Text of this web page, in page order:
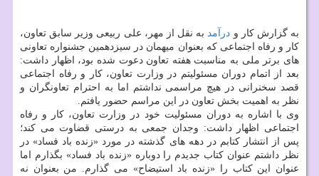
به گزارش كار و درآمدبه نقل از مهر، علی ربیعی وزیر سابق تعاون،
كار و رفاه اجتماعی كه بعنوان میهمان در سیزدهمین جشنواره تعاونی
های برتر ملی به مناسبت هفته تعاون دعوت شده بود، اظهار داشت:
بعد از اتمام دوران مسئولیتم در وزارت تعاون، كار و رفاه اجتماعی
قصد سخنرانی در هیچ مراسمی نداشتم اما به احترام تعاونگران و
نظر به اهمیت بخش تعاون در این مراسم حضور یافتم.
وی با اشاره به دوران مسئولیت خود در وزارت تعاون، كار و رفاه
اجتماعی اظهار داشت: وجدان جمعی به درستی قضاوت می كند؛
پس از انتشار كتابم در دهه های گذشته در مورد «زنده باد فساد» در
نظر داشتم عنوان كتاب جدیدم را دوباره «زنده باد فساد» بگذارم اما
عنوان این كتاب را «زنده باد استیضاح» می گذارم. من بعنوان نه